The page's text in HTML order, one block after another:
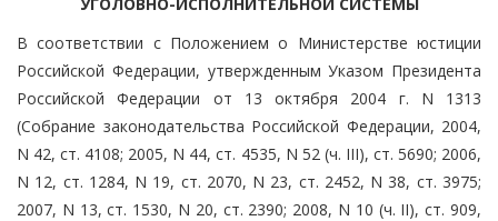
В соответствии с Положением о Министерстве юстиции
Российской Федерации, утвержденным Указом Президента
Российской Федерации от 13 октября 2004 г. N 1313
(Собрание законодательства Российской Федерации, 2004,
N 42, ст. 4108; 2005, N 44, ст. 4535, N 52 (ч. III), ст. 5690; 2006,
N 12, ст. 1284, N 19, ст. 2070, N 23, ст. 2452, N 38, ст. 3975;
2007, N 13, ст. 1530, N 20, ст. 2390; 2008, N 10 (ч. II), ст. 909,